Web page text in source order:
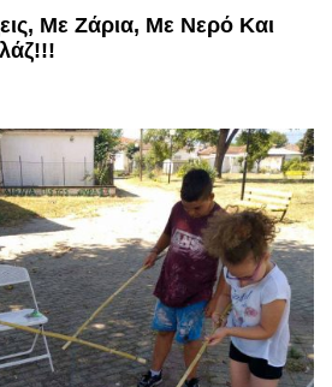
Με Ζάρια, Με Νερό Και